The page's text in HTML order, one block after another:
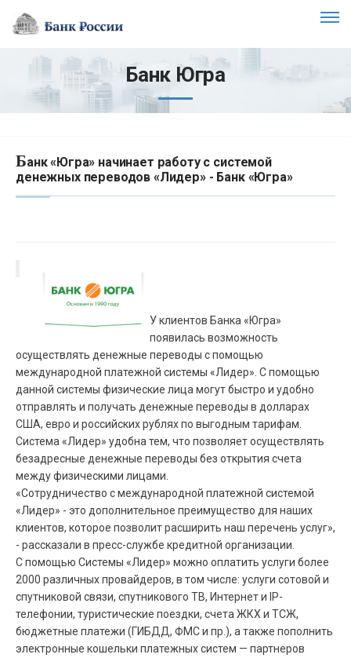
Банк Югра
Банк «Югра» начинает работу с системой
денежных переводов «Лидер» - Банк «Югра»
У клиентов Банка «Югра»
появилась возможность
осуществлять денежные переводы с помощью
международной платежной системы «Лидер». С помощью
данной системы физические лица могут быстро и удобно
отправлять и получать денежные переводы в долларах
США, евро и российских рублях по выгодным тарифам.
Система «Лидер» удобна тем, что позволяет осуществлять
безадресные денежные переводы без открытия счета
между физическими лицами.
«Сотрудничество с международной платежной системой
«Лидер» - это дополнительное преимущество для наших
клиентов, которое позволит расширить наш перечень услуг»,
- рассказали в пресс-службе кредитной организации.
С помощью Системы «Лидер» можно оплатить услуги более
2000 различных провайдеров, в том числе: услуги сотовой и
спутниковой связи, спутникового ТВ, Интернет и IP-
телефонии, туристические поездки, счета ЖКХ и ТСЖ,
бюджетные платежи (ГИБДД, ФМС и пр.), а также пополнить
электронные кошельки платежных систем — партнеров